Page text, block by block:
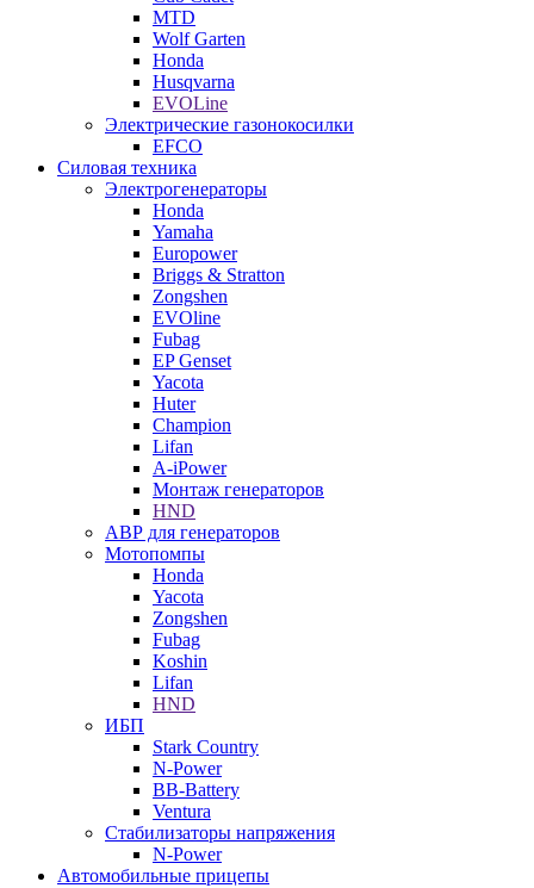
MTD
Wolf Garten
Honda
Husqvarna
EVOLine
Электрические газонокосилки
EFCO
Силовая техника
Электрогенераторы
Honda
Yamaha
Europower
Briggs & Stratton
Zongshen
EVOline
Fubag
EP Genset
Yacota
Huter
Champion
Lifan
A-iPower
Монтаж генераторов
HND
АВР для генераторов
Мотопомпы
Honda
Yacota
Zongshen
Fubag
Koshin
Lifan
HND
ИБП
Stark Country
N-Power
BB-Battery
Ventura
Стабилизаторы напряжения
N-Power
Автомобильные прицепы